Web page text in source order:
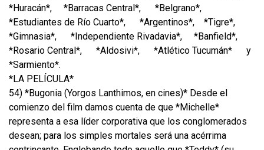
*Huracán*,
*Barracas Central*,
*Belgrano*,
*Estudiantes de Río Cuarto*,
*Argentinos*,
*Tigre*,
*Gimnasia*,
*Independiente Rivadavia*,
*Banfield*,
*Rosario Central*,
*Aldosivi*, *Atlético Tucumán*
y
*Sarmiento*.
*LA PELÍCULA*
54) *Bugonia (Yorgos Lanthimos, en cines)* Desde el
comienzo del film damos cuenta de que *Michelle*
representa a esa líder corporativa que los conglomerados
desean; para los simples mortales será una acérrima